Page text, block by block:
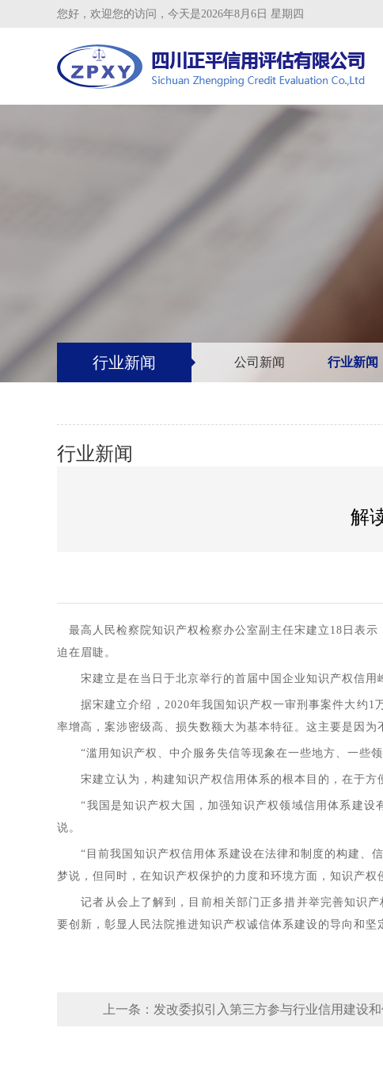
您好，欢迎您的访问，今天是2026年8月6日 星期四
行业新闻 公司新闻 行业新闻
行业新闻
解
最高人民检察院知识产权检察办公室副主任宋建立18日表
迫在眉睫。
宋建立是在当日于北京举行的首届中国企业知识产权信用
据宋建立介绍，2020年我国知识产权一审刑事案件大约1
率增高，案涉密级高、损失数额大为基本特征。这主要是因
“滥用知识产权、中介服务失信等现象在一些地方、一些领
宋建立认为，构建知识产权信用体系的根本目的，在于方
“我国是知识产权大国，加强知识产权领域信用体系建设
说。
“目前我国知识产权信用体系建设在法律和制度的构建、信
梦说，但同时，在知识产权保护的力度和环境方面，知识产
记者从会上了解到，目前相关部门正多措并举完善知识产
要创新，彰显人民法院推进知识产权诚信体系建设的导向和坚
上一条： 发改委拟引入第三方参与行业信用建设